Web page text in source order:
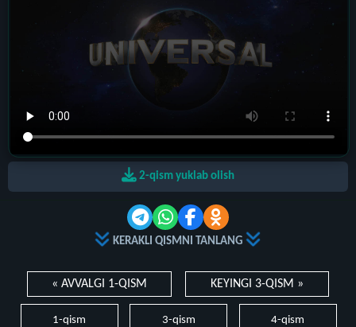
2-qism yuklab olish
KERAKLI QISMNI TANLANG
« AVVALGI 1-QISM KEYINGI 3-QISM »
1-qism 3-qism 4-qism